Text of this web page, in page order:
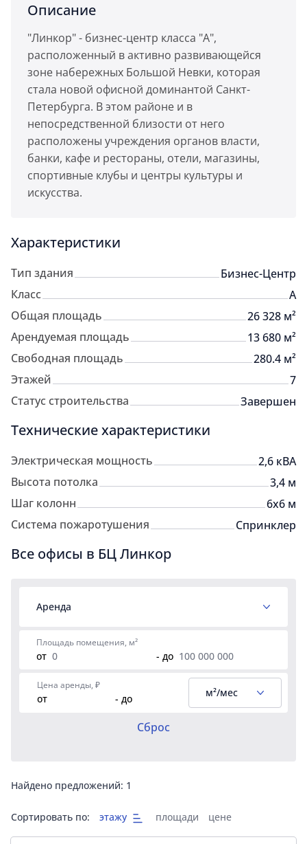
Описание
"Линкор" - бизнес-центр класса "А",
расположенный в активно развивающейся
зоне набережных Большой Невки, которая
стала новой офисной доминантой Санкт-
Петербурга. В этом районе и в
непосредственной близости от него
расположены учреждения органов власти,
банки, кафе и рестораны, отели, магазины,
спортивные клубы и центры культуры и
искусства.
Характеристики
Тип здания
Бизнес-Центр
Класс
A
Общая площадь
26 328 м²
Арендуемая площадь
13 680 м²
Свободная площадь
280.4 м²
Этажей
7
Статус строительства
Завершен
Технические характеристики
Электрическая мощность
2,6 кВА
Высота потолка
3,4 м
Шаг колонн
6x6 м
Система пожаротушения
Спринклер
Все офисы в БЦ Линкор
Аренда
Площадь помещения, м²
от - до
Цена аренды, ₽
от - до м²/мес
Сброс
Найдено предложений: 1
Сортировать по: этажу площади цене